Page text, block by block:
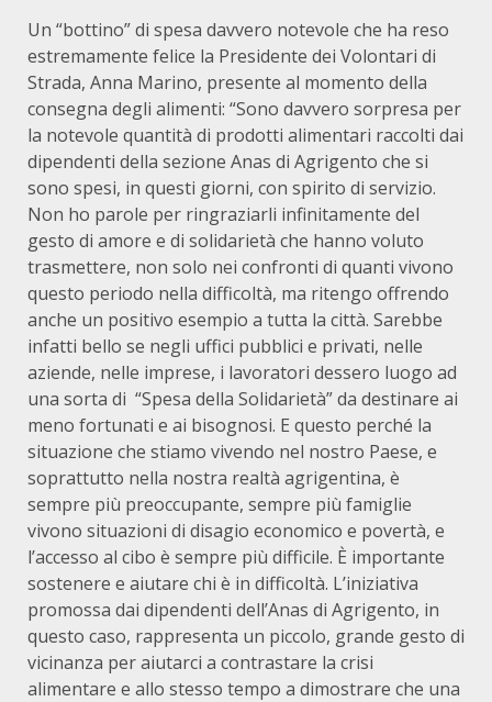
Un “bottino” di spesa davvero notevole che ha reso
estremamente felice la Presidente dei Volontari di
Strada, Anna Marino, presente al momento della
consegna degli alimenti: “Sono davvero sorpresa per
la notevole quantità di prodotti alimentari raccolti dai
dipendenti della sezione Anas di Agrigento che si
sono spesi, in questi giorni, con spirito di servizio.
Non ho parole per ringraziarli infinitamente del
gesto di amore e di solidarietà che hanno voluto
trasmettere, non solo nei confronti di quanti vivono
questo periodo nella difficoltà, ma ritengo offrendo
anche un positivo esempio a tutta la città. Sarebbe
infatti bello se negli uffici pubblici e privati, nelle
aziende, nelle imprese, i lavoratori dessero luogo ad
una sorta di “Spesa della Solidarietà” da destinare ai
meno fortunati e ai bisognosi. E questo perché la
situazione che stiamo vivendo nel nostro Paese, e
soprattutto nella nostra realtà agrigentina, è
sempre più preoccupante, sempre più famiglie
vivono situazioni di disagio economico e povertà, e
l’accesso al cibo è sempre più difficile. È importante
sostenere e aiutare chi è in difficoltà. L’iniziativa
promossa dai dipendenti dell’Anas di Agrigento, in
questo caso, rappresenta un piccolo, grande gesto di
vicinanza per aiutarci a contrastare la crisi
alimentare e allo stesso tempo a dimostrare che una